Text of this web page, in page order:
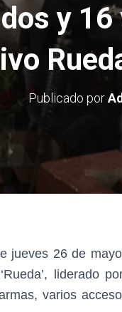
y
Publicado por
jueves 26 de
liderado
varios